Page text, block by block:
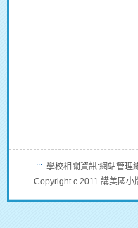
::: 學校相關資訊:網站管
Copyright c 2011 講美國小